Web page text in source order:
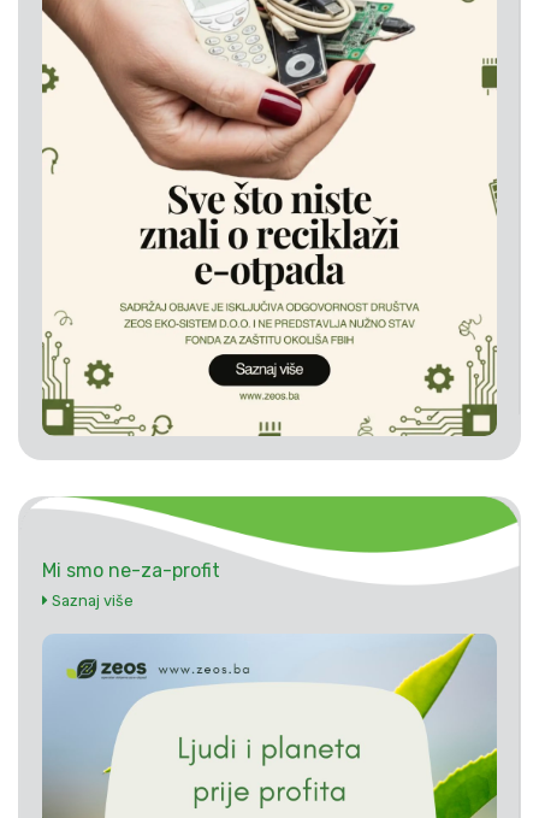
Mi smo ne-za-profit
Saznaj više